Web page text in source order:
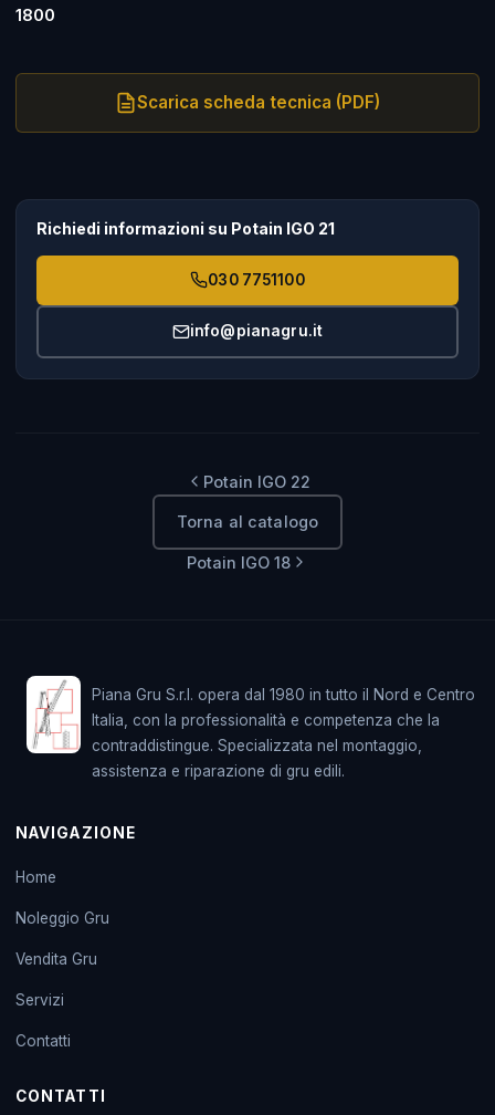
1800
Scarica scheda tecnica (PDF)
Richiedi informazioni su Potain IGO 21
030 7751100
info@pianagru.it
Potain IGO 22
Torna al catalogo
Potain IGO 18
Piana Gru S.r.l. opera dal 1980 in tutto il Nord e Centro
Italia, con la professionalità e competenza che la
contraddistingue. Specializzata nel montaggio,
assistenza e riparazione di gru edili.
NAVIGAZIONE
Home
Noleggio Gru
Vendita Gru
Servizi
Contatti
CONTATTI